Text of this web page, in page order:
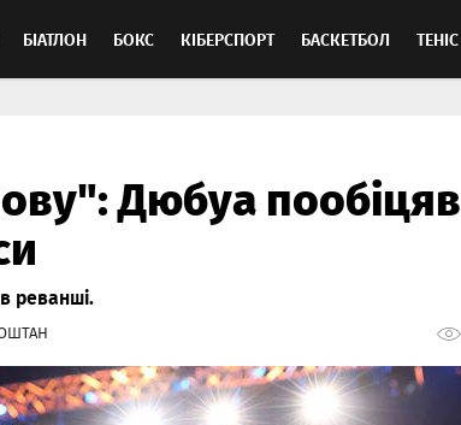
БІАТЛОН БОКС КІБЕРСПОРТ БАСКЕТБОЛ ТЕНІС
Дюбуа пообіцяв
реванші.